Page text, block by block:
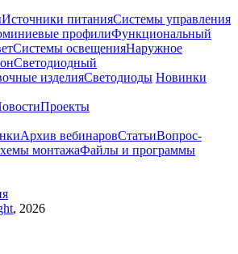
Источники питанияСистемы управления
профилиФункциональный
Системы освещенияНаружное
Светодиодный
изделияСветодиоды Новинки
Проекты
Архив вебинаровСтатьиВопрос-
монтажаФайлы и программы
, 2026